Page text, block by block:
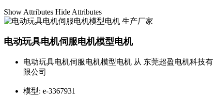
Show Attributes Hide Attributes
电动玩具电机伺服电机模型电机
电动玩具电机伺服电机模型电机 从 东莞超盈电机科技有
限公司
模型: e-3367931